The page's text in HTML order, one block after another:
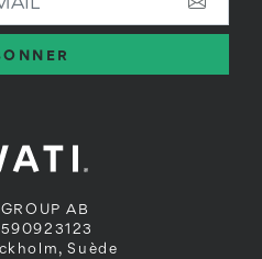
AB
Suède